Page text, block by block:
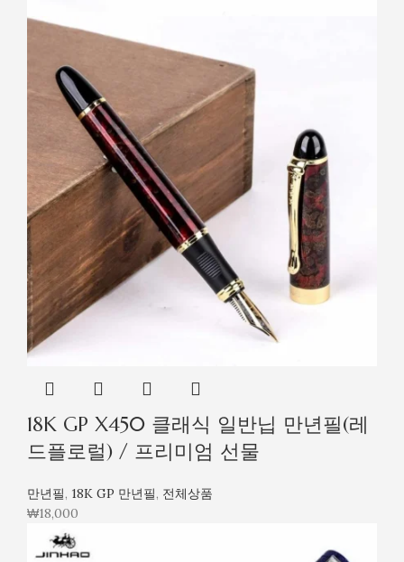
18K GP X450 클래식 일반닙 만년필(레
드플로럴) / 프리미엄 선물
만년필, 18K GP 만년필, 전체상품
₩18,000